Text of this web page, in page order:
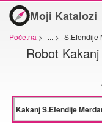
Moji Katalozi
Početna > ... > S.Efendije
Robot